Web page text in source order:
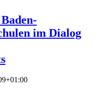
im Dialog